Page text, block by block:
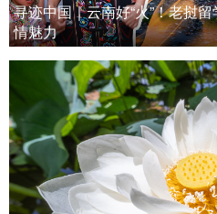
寻迹中国｜云南好“火”！老挝
情魅力